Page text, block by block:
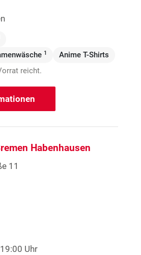
1 Anime T-Shirts
reicht.
Habenhausen
11
Uhr